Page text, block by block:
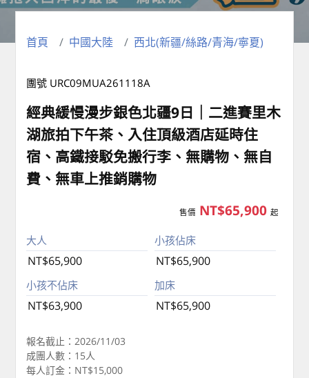
首頁 中國大陸 西北(新疆/絲路/青海/寧夏)
團號 URC09MUA261118A
經典緩慢漫步銀色北疆9日｜二進賽里木
湖旅拍下午茶、入住頂級酒店延時住
宿、高鐵接駁免搬行李、無購物、無自
費、無車上推銷購物
售價 NT$65,900 起
大人
NT$65,900
小孩佔床
NT$65,900
小孩不佔床
NT$63,900
加床
NT$65,900
報名截止：2026/11/03
成團人數：15人
每人訂金：NT$15,000